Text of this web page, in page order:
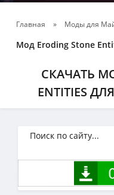
Главная » Моды для
Мод Eroding Stone
СКАЧАТЬ
ENTITIES